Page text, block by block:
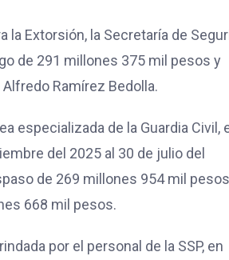
la Extorsión, la Secretaría de
de 291 millones 375 mil pesos y
Ramírez Bedolla.
especializada de la Guardia Civil,
del 2025 al 30 de julio del
de 269 millones 954 mil
668 mil pesos.
por el personal de la SSP, en